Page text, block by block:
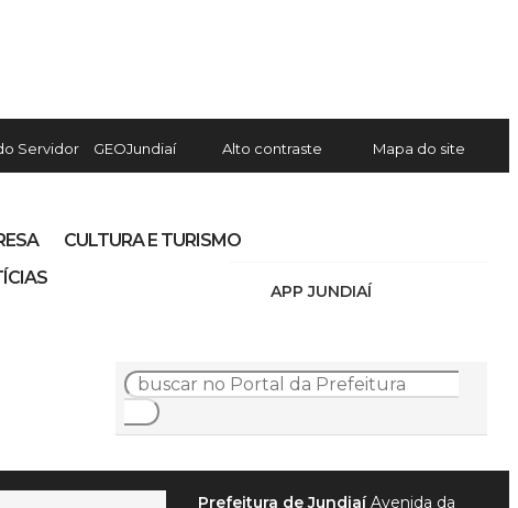
Servidor GEOJundiaí Alto contraste Mapa do site
APP JUNDIAÍ
CULTURA E TURISMO
Prefeitura de JundiaíAvenida da